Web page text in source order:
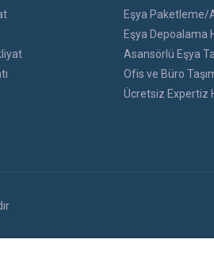
Eşya Paketleme/
Eşya Depoalama
Asansörlü Eşya
Ofis ve Büro
Ücretsiz Expertiz